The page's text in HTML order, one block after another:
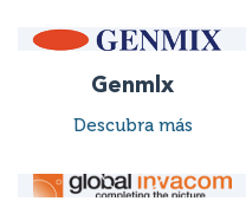
Genmlx
Descubra más